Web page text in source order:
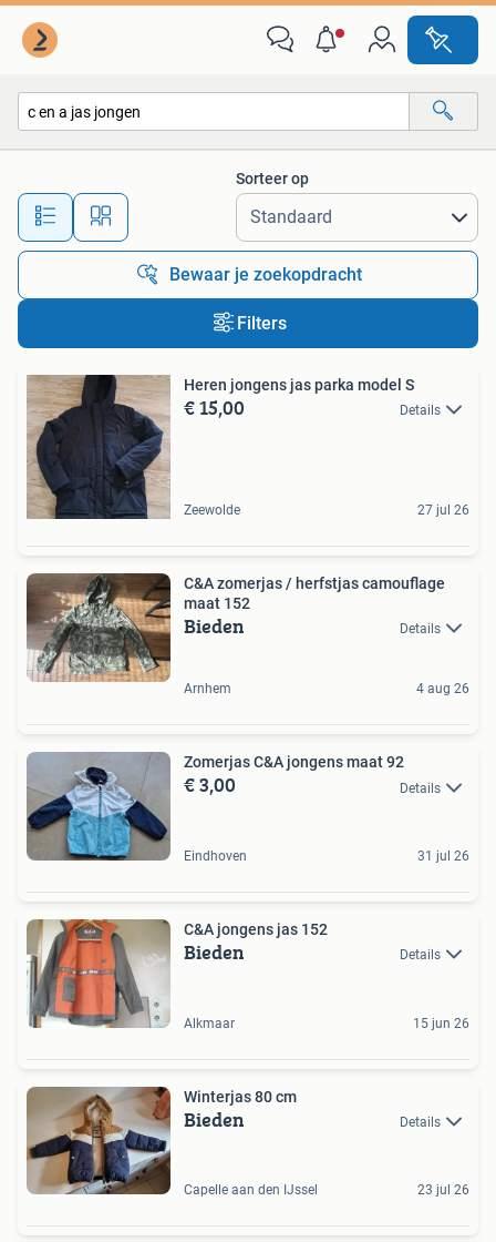
Alle afstanden…
Sorteer op
Bewaar je zoekopdracht
Filters
Heren jongens jas parka model S
€ 15,00 Details
Zeewolde 27 jul 26
C&A zomerjas / herfstjas camouflage
maat 152
Bieden Details
Arnhem 4 aug 26
Zomerjas C&A jongens maat 92
€ 3,00 Details
Eindhoven 31 jul 26
C&A jongens jas 152
Bieden Details
Alkmaar 15 jun 26
Winterjas 80 cm
Bieden Details
Capelle aan den IJssel 23 jul 26